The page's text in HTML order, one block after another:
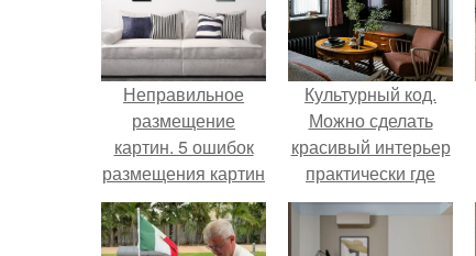
Неправильное
размещение
картин. 5 ошибок
размещения картин
на стенах
Культурный код.
Можно сделать
красивый интерьер
практически где
угодно.